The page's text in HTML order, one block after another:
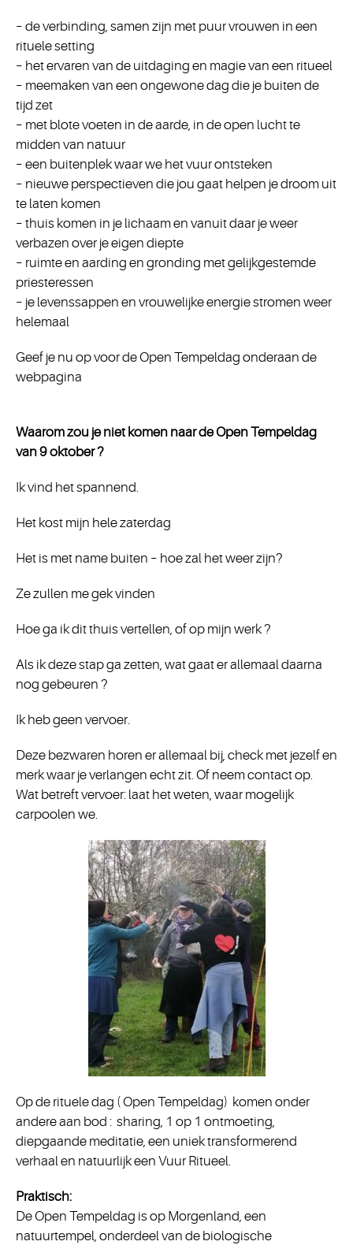
– de verbinding, samen zijn met puur vrouwen in een
rituele setting
– het ervaren van de uitdaging en magie van een ritueel
– meemaken van een ongewone dag die je buiten de
tijd zet
– met blote voeten in de aarde, in de open lucht te
midden van natuur
– een buitenplek waar we het vuur ontsteken
– nieuwe perspectieven die jou gaat helpen je droom uit
te laten komen
– thuis komen in je lichaam en vanuit daar je weer
verbazen over je eigen diepte
– ruimte en aarding en gronding met gelijkgestemde
priesteressen
– je levenssappen en vrouwelijke energie stromen weer
helemaal
Geef je nu op voor de Open Tempeldag onderaan de
webpagina
Waarom zou je niet komen naar de Open Tempeldag
van 9 oktober ?
Ik vind het spannend.
Het kost mijn hele zaterdag
Het is met name buiten – hoe zal het weer zijn?
Ze zullen me gek vinden
Hoe ga ik dit thuis vertellen, of op mijn werk ?
Als ik deze stap ga zetten, wat gaat er allemaal daarna
nog gebeuren ?
Ik heb geen vervoer.
Deze bezwaren horen er allemaal bij, check met jezelf en
merk waar je verlangen echt zit. Of neem contact op.
Wat betreft vervoer: laat het weten, waar mogelijk
carpoolen we.
Op de rituele dag ( Open Tempeldag) komen onder
andere aan bod : sharing, 1 op 1 ontmoeting,
diepgaande meditatie, een uniek transformerend
verhaal en natuurlijk een Vuur Ritueel.
Praktisch:
De Open Tempeldag is op Morgenland, een
natuurtempel, onderdeel van de biologische